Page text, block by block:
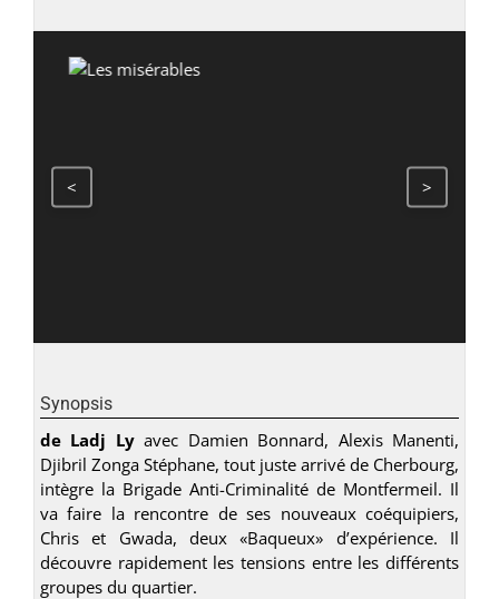
< >
Synopsis
de Ladj Lyavec Damien Bonnard, Alexis Manenti,
Djibril Zonga Stéphane, tout juste arrivé de Cherbourg,
intègre la Brigade Anti-Criminalité de Montfermeil. Il
va faire la rencontre de ses nouveaux coéquipiers,
Chris et Gwada, deux «Baqueux» d’expérience. Il
découvre rapidement les tensions entre les différents
groupes du quartier.